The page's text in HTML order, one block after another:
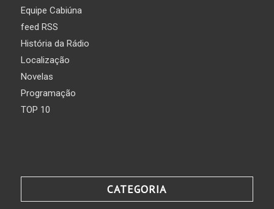
Equipe Cabiúna
feed RSS
História da Rádio
Localização
Novelas
Programação
TOP 10
CATEGORIA